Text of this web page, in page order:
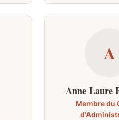
A
Anne Laure
Membre du